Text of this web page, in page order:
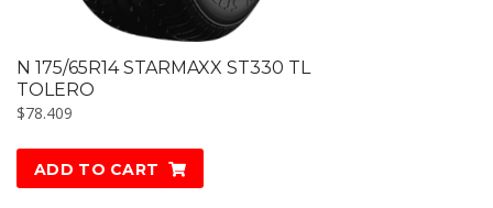
N 175/65R14 STARMAXX ST330 TL
TOLERO
$78.409
ADD TO CART